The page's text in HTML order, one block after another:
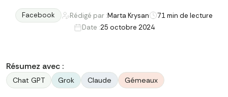
Facebook Rédigé par :Marta Krysan 71 min de lecture
Date :25 octobre 2024
Résumez avec :
Chat GPT Grok Claude Gémeaux